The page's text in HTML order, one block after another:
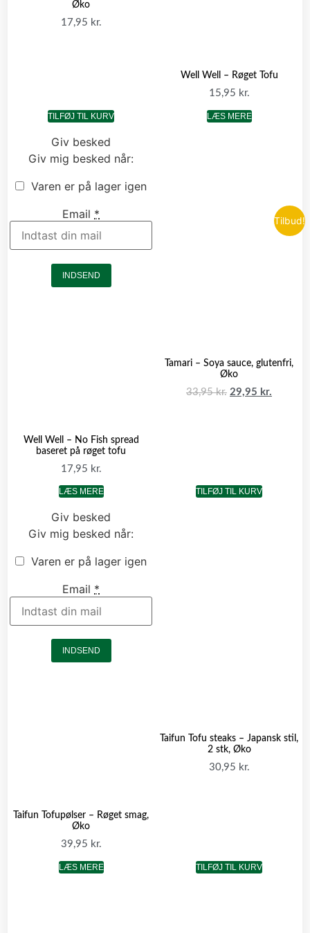
Øko
17,95 kr.
TILFØJ TIL KURV
Well Well – Røget Tofu
15,95 kr.
LÆS MERE
Giv besked
Giv mig besked når:
Varen er på lager igen
Email *
INDSEND
Well Well – No Fish spread
baseret på røget tofu
17,95 kr.
LÆS MERE
Tilbud!
Tamari – Soya sauce, glutenfri,
Øko
33,95kr. 29,95 kr.
TILFØJ TIL KURV
Giv besked
Giv mig besked når:
Varen er på lager igen
Email *
INDSEND
Taifun Tofupølser – Røget smag,
Øko
39,95 kr.
LÆS MERE
Taifun Tofu steaks – Japansk stil,
2 stk, Øko
30,95 kr.
TILFØJ TIL KURV